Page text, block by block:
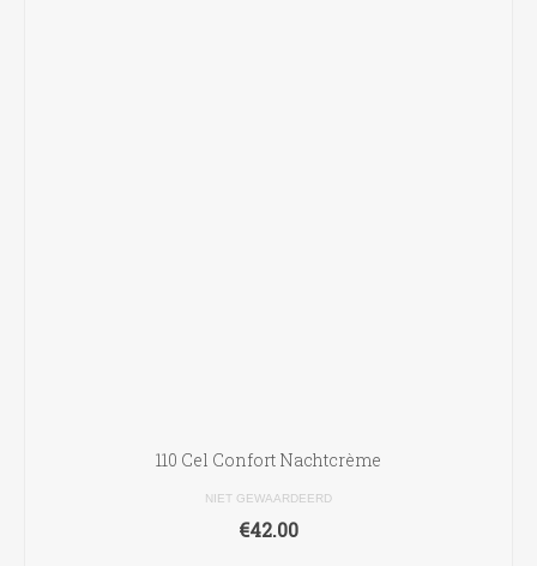
110 Cel Confort Nachtcrème
NIET GEWAARDEERD
€42.00